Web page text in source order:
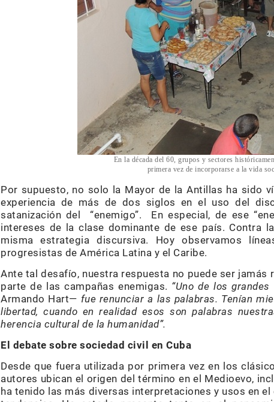
En la década del 60, grupos y sectores
primera vez de incorporarse a la vida
Por supuesto, no solo la Mayor de la Antillas ha sido
experiencia de más de dos siglos en el uso del
satanización del “enemigo”. En especial, de ese
intereses de la clase dominante de ese país. Contra
misma estrategia discursiva. Hoy observamos
progresistas de América Latina y el Caribe.
Ante tal desafío, nuestra respuesta no puede ser
parte de las campañas enemigas. “Uno de los
Armando Hart— fue renunciar a las palabras. Tenían
libertad, cuando en realidad esos son palabras
herencia cultural de la humanidad”.
El debate sobre sociedad civil en Cuba
Desde que fuera utilizada por primera vez en los
autores ubican el origen del término en el Medioevo,
ha tenido las más diversas interpretaciones y usos en